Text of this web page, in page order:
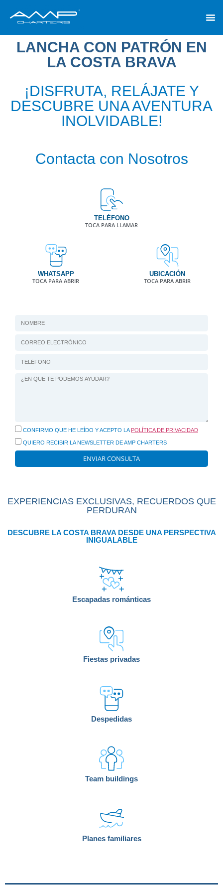
LANCHA CON PATRÓN EN
LA COSTA BRAVA
¡DISFRUTA, RELÁJATE Y
DESCUBRE UNA AVENTURA
INOLVIDABLE!
Contacta con Nosotros
TELÉFONO
TOCA PARA LLAMAR
WHATSAPP
TOCA PARA ABRIR
UBICACIÓN
TOCA PARA ABRIR
CONFIRMO QUE HE LEÍDO Y ACEPTO LA POLÍTICA DE PRIVACIDAD
QUIERO RECIBIR LA NEWSLETTER DE AMP CHARTERS
ENVIAR CONSULTA
EXPERIENCIAS EXCLUSIVAS, RECUERDOS QUE
PERDURAN
DESCUBRE LA COSTA BRAVA DESDE UNA PERSPECTIVA
INIGUALABLE
Escapadas románticas
Fiestas privadas
Despedidas
Team buildings
Planes familiares